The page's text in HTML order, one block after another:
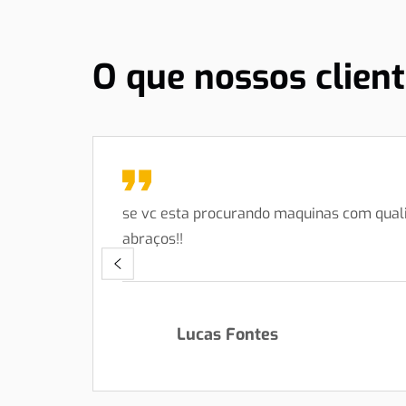
O que nossos
se vc esta procurando maquinas com
abraços!!
Lucas Fontes